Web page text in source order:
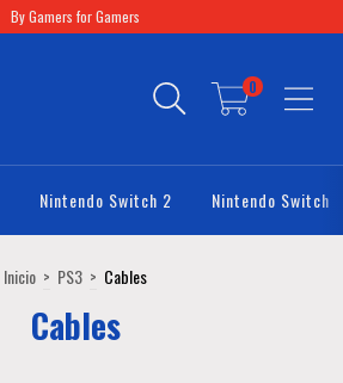
By Gamers for Gamers
0
Nintendo Switch 2 Nintendo Switch
Inicio > PS3 > Cables
Cables